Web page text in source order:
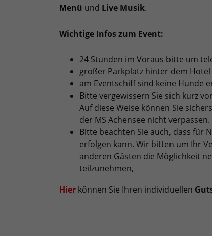
Menü und Live Musik.
Wichtige Infos zum Event:
24 Stunden im Voraus bitte um
großer Parkplatz hinter dem
am Eventschiff sind keine Hunde
Bitte vergewissern Sie sich kurz
Auf diese Weise können Sie
der MS Achensee nicht
Bitte beachten Sie auch, dass für
erfolgen kann. Wir bitten um Ihr
anderen Gästen die Möglichkeit
teilzunehmen,
Hier können Sie Ihren individuellen